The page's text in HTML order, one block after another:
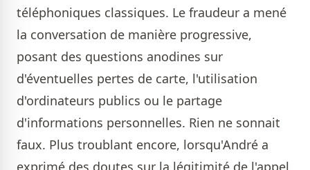
téléphoniques classiques. Le fraudeur a mené
la conversation de manière progressive,
posant des questions anodines sur
d'éventuelles pertes de carte, l'utilisation
d'ordinateurs publics ou le partage
d'informations personnelles. Rien ne sonnait
faux. Plus troublant encore, lorsqu'André a
exprimé des doutes sur la légitimité de l'appel,